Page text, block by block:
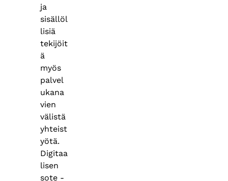
ja
sisällöl
lisiä
tekijöit
ä
myös
palvel
ukana
vien
välistä
yhteist
yötä.
Digitaa
lisen
sote -